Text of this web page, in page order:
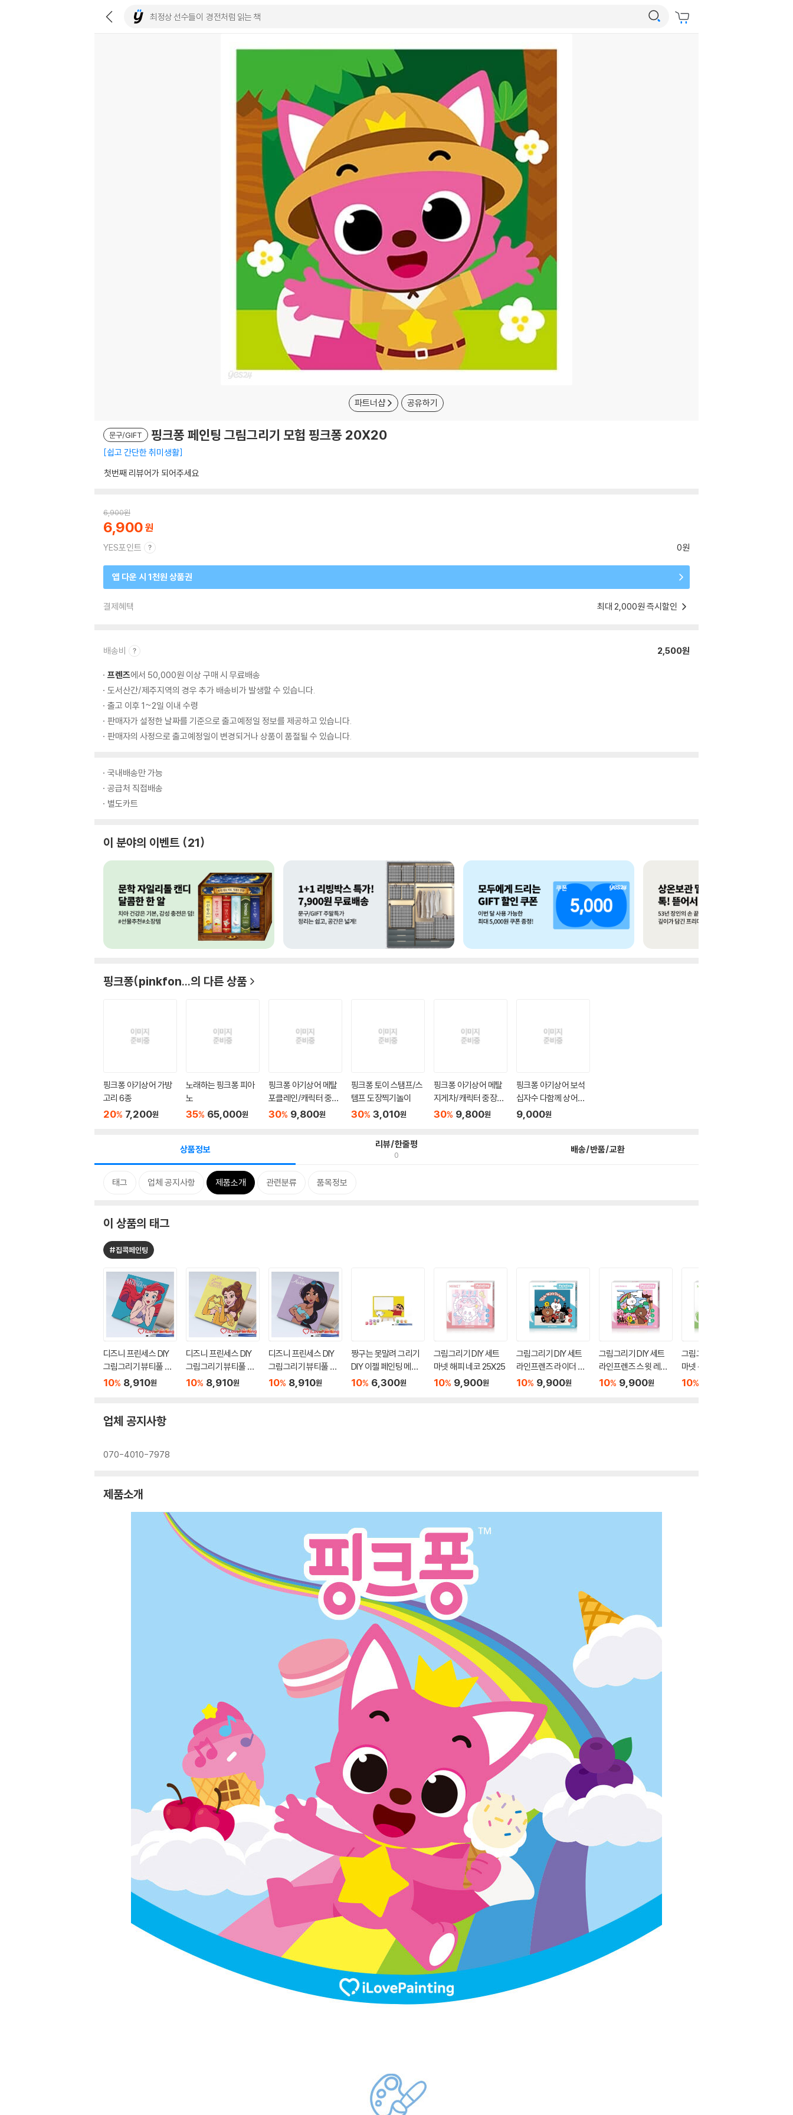
파트너샵 공유하기
문구/GIFT 핑크퐁 페인팅 그림그리기 모험 핑크퐁 20X20
쉽고 간단한 취미생활
첫번째 리뷰어가 되어주세요
6,900원
6,900
YES포인트 0원
앱 다운 시 1천원 상품권
결제혜택 최대 2,000원 즉시할인
배송비 2,500원
프렌즈에서 50,000원 이상 구매 시 무료배송
도서산간/제주지역의 경우 추가 배송비가 발생할 수 있습니다.
출고 이후 1~2일 이내 수령
판매자가 설정한 날짜를 기준으로 출고예정일 정보를 제공하고 있습니다.
판매자의 사정으로 출고예정일이 변경되거나 상품이 품절될 수 있습니다.
국내배송만 가능
공급처 직접배송
별도카트
이 분야의 이벤트 21
핑크퐁(pinkfon...의 다른 상품
핑크퐁 아기상어 가방
고리 6종
20% 7,200원
노래하는 핑크퐁 피아
노
35% 65,000원
핑크퐁 아기상어 메탈
포클레인/캐릭터 중장
비 ...
30% 9,800원
핑크퐁 토이 스탬프/스
템프 도장찍기놀이
30% 3,010원
핑크퐁 아기상어 메탈
지게차/캐릭터 중장비
자...
30% 9,800원
핑크퐁 아기상어 보석
십자수 다함께 상어가
족 20...
9,000원
상품정보 리뷰/한줄평
0 배송/반품/교환
태그 업체 공지사항 제품소개 관련분류 품목정보
이 상품의 태그
#집콕페인팅
디즈니 프린세스 DIY
그림그리기 뷰티풀 에
리얼 25X25
10% 8,910원
디즈니 프린세스 DIY
그림그리기 뷰티풀 벨
25X25
10% 8,910원
디즈니 프린세스 DIY
그림그리기 뷰티풀 쟈
스민 25X25
10% 8,910원
짱구는 못말려 그리기
DIY 이젤 페인팅 메모
장 10X15
10% 6,300원
그림그리기 DIY 세트
마넷 해피 네코 25X25
10% 9,900원
그림그리기 DIY 세트
라인프렌즈 라이더 프
렌즈 25X25
10% 9,900원
그림그리기 DIY 세트
라인프렌즈 스윗 레인
보우 25X25
10% 9,900원
그림그리기 DIY 세트
마넷 선플라워 시바프
렌즈 25X25
10%
업체 공지사항
070-4010-7978
제품소개